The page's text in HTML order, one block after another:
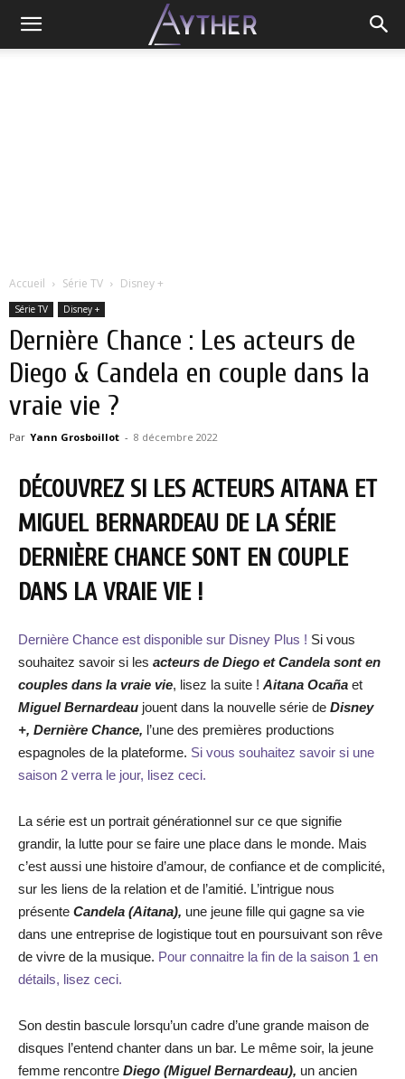
Accueil Série TV Disney +
Série TV Disney +
Dernière Chance : Les acteurs de
Diego & Candela en couple dans la
vraie vie ?
Par Yann Grosboillot - 8 décembre 2022
DÉCOUVREZ SI LES ACTEURS AITANA ET
MIGUEL BERNARDEAU DE LA SÉRIE
DERNIÈRE CHANCE SONT EN COUPLE
DANS LA VRAIE VIE !
Dernière Chance est disponible sur Disney Plus ! Si vous
souhaitez savoir si les acteurs de Diego et Candela sont en
couples dans la vraie vie, lisez la suite ! Aitana Ocaña et
Miguel Bernardeau jouent dans la nouvelle série de Disney
+, Dernière Chance, l’une des premières productions
espagnoles de la plateforme. Si vous souhaitez savoir si une
saison 2 verra le jour, lisez ceci.
La série est un portrait générationnel sur ce que signifie
grandir, la lutte pour se faire une place dans le monde. Mais
c’est aussi une histoire d’amour, de confiance et de complicité,
sur les liens de la relation et de l’amitié. L’intrigue nous
présente Candela (Aitana), une jeune fille qui gagne sa vie
dans une entreprise de logistique tout en poursuivant son rêve
de vivre de la musique. Pour connaitre la fin de la saison 1 en
détails, lisez ceci.
Son destin bascule lorsqu’un cadre d’une grande maison de
disques l’entend chanter dans un bar. Le même soir, la jeune
femme rencontre Diego (Miguel Bernardeau), un ancien